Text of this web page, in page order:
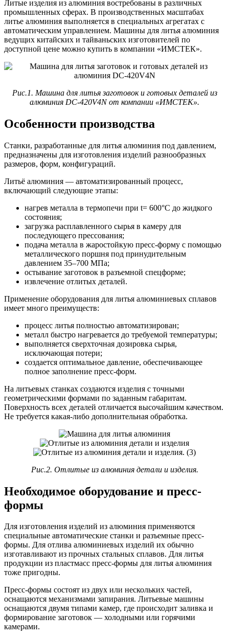
Литые изделия из алюминия востребованы в различных
промышленных сферах. В производственных масштабах
литье алюминия выполняется в специальных агрегатах с
автоматическим управлением. Машины для литья алюминия
ведущих китайских и тайваньских изготовителей по
доступной цене можно купить в компании «ИМСТЕК».
Рис.1. Машина для литья заготовок и готовых деталей из
алюминия DC-420V4N от компании «ИМСТЕК».
Особенности производства
Станки, разработанные для литья алюминия под давлением,
предназначены для изготовления изделий разнообразных
размеров, форм, конфигураций.
Литьё алюминия — автоматизированный процесс,
включающий следующие этапы:
нагрев металла в термопечи при t= 600°С до жидкого
состояния;
загрузка расплавленного сырья в камеру для
последующего прессования;
подача металла в жаростойкую пресс-форму с помощью
металлического поршня под принудительным
давлением 35–700 МПа;
остывание заготовок в разъемной спецформе;
извлечение отлитых деталей.
Применение оборудования для литья алюминиевых сплавов
имеет много преимуществ:
процесс литья полностью автоматизирован;
металл быстро нагревается до требуемой температуры;
выполняется сверхточная дозировка сырья,
исключающая потери;
создается оптимальное давление, обеспечивающее
полное заполнение пресс-форм.
На литьевых станках создаются изделия с точными
геометрическими формами по заданным габаритам.
Поверхность всех деталей отличается высочайшим качеством.
Не требуется какая-либо дополнительная обработка.
Рис.2. Отлитые из алюминия детали и изделия.
Необходимое оборудование и пресс-
формы
Для изготовления изделий из алюминия применяются
специальные автоматические станки и разъемные пресс-
формы. Для отлива алюминиевых изделий их обычно
изготавливают из прочных стальных сплавов. Для литья
продукции из пластмасс пресс-формы для литья алюминия
тоже пригодны.
Пресс-формы состоят из двух или нескольких частей,
оснащаются механизмами запирания. Литьевые машины
оснащаются двумя типами камер, где происходит заливка и
формирование заготовок — холодными или горячими
камерами.